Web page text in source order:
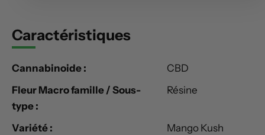
Caractéristiques
Cannabinoide :
CBD
Fleur Macro famille / Sous-
type :
Résine
Variété :
Mango Kush